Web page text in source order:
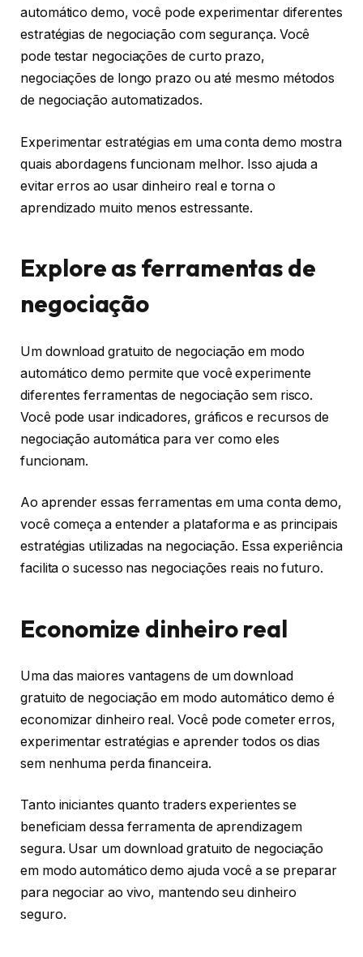
automático demo, você pode experimentar diferentes
estratégias de negociação com segurança. Você
pode testar negociações de curto prazo,
negociações de longo prazo ou até mesmo métodos
de negociação automatizados.
Experimentar estratégias em uma conta demo mostra
quais abordagens funcionam melhor. Isso ajuda a
evitar erros ao usar dinheiro real e torna o
aprendizado muito menos estressante.
Explore as ferramentas de
negociação
Um download gratuito de negociação em modo
automático demo permite que você experimente
diferentes ferramentas de negociação sem risco.
Você pode usar indicadores, gráficos e recursos de
negociação automática para ver como eles
funcionam.
Ao aprender essas ferramentas em uma conta demo,
você começa a entender a plataforma e as principais
estratégias utilizadas na negociação. Essa experiência
facilita o sucesso nas negociações reais no futuro.
Economize dinheiro real
Uma das maiores vantagens de um download
gratuito de negociação em modo automático demo é
economizar dinheiro real. Você pode cometer erros,
experimentar estratégias e aprender todos os dias
sem nenhuma perda financeira.
Tanto iniciantes quanto traders experientes se
beneficiam dessa ferramenta de aprendizagem
segura. Usar um download gratuito de negociação
em modo automático demo ajuda você a se preparar
para negociar ao vivo, mantendo seu dinheiro
seguro.